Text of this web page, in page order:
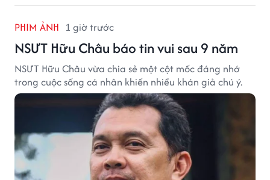
PHIM ẢNH 1 giờ trước
NSƯT Hữu Châu báo tin vui sau 9 năm
NSƯT Hữu Châu vừa chia sẻ một cột mốc đáng nhớ
trong cuộc sống cá nhân khiến nhiều khán giả chú ý.